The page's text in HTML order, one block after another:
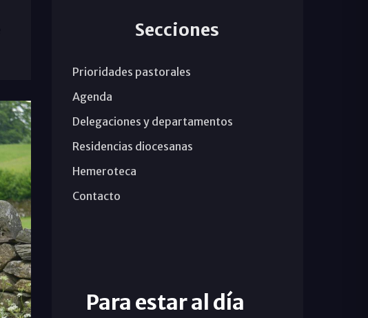
Secciones
Prioridades pastorales
Agenda
Delegaciones y departamentos
Residencias diocesanas
Hemeroteca
Contacto
Para estar al día